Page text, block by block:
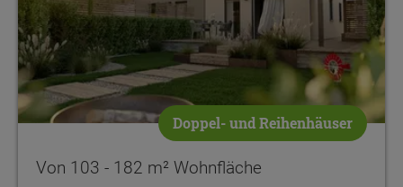
Doppel- und Reihenhäuser
Von 103 - 182 m² Wohnfläche